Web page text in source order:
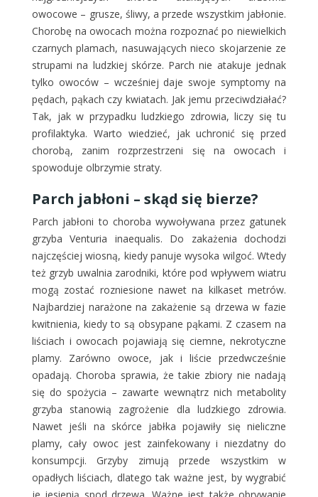
owocowe – grusze, śliwy, a przede wszystkim jabłonie.
Chorobę na owocach można rozpoznać po niewielkich
czarnych plamach, nasuwających nieco skojarzenie ze
strupami na ludzkiej skórze. Parch nie atakuje jednak
tylko owoców – wcześniej daje swoje symptomy na
pędach, pąkach czy kwiatach. Jak jemu przeciwdziałać?
Tak, jak w przypadku ludzkiego zdrowia, liczy się tu
profilaktyka. Warto wiedzieć, jak uchronić się przed
chorobą, zanim rozprzestrzeni się na owocach i
spowoduje olbrzymie straty.
Parch jabłoni – skąd się bierze?
Parch jabłoni to choroba wywoływana przez gatunek
grzyba Venturia inaequalis. Do zakażenia dochodzi
najczęściej wiosną, kiedy panuje wysoka wilgoć. Wtedy
też grzyb uwalnia zarodniki, które pod wpływem wiatru
mogą zostać rozniesione nawet na kilkaset metrów.
Najbardziej narażone na zakażenie są drzewa w fazie
kwitnienia, kiedy to są obsypane pąkami. Z czasem na
liściach i owocach pojawiają się ciemne, nekrotyczne
plamy. Zarówno owoce, jak i liście przedwcześnie
opadają. Choroba sprawia, że takie zbiory nie nadają
się do spożycia – zawarte wewnątrz nich metabolity
grzyba stanowią zagrożenie dla ludzkiego zdrowia.
Nawet jeśli na skórce jabłka pojawiły się nieliczne
plamy, cały owoc jest zainfekowany i niezdatny do
konsumpcji. Grzyby zimują przede wszystkim w
opadłych liściach, dlatego tak ważne jest, by wygrabić